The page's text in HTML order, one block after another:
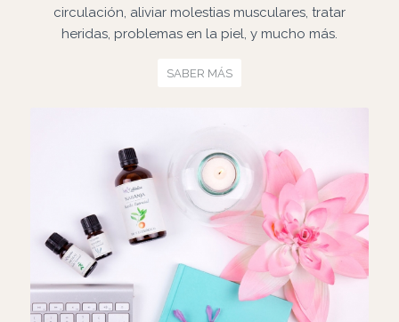
circulación, aliviar molestias musculares, tratar
heridas, problemas en la piel, y mucho más.
SABER MÁS